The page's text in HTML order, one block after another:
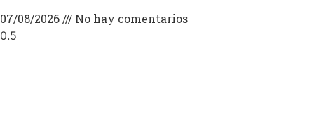
07/08/2026 No hay comentarios